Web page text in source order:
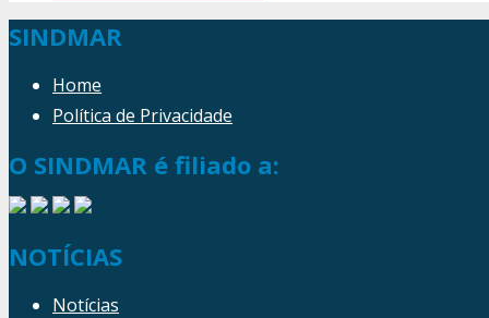
SINDMAR
Home
Política de Privacidade
O SINDMAR é filiado a:
NOTÍCIAS
Notícias